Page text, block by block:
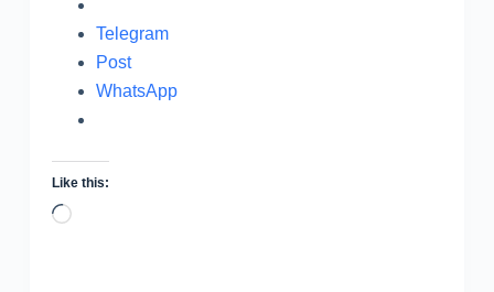
Telegram
Post
WhatsApp
Like this:
Loading…